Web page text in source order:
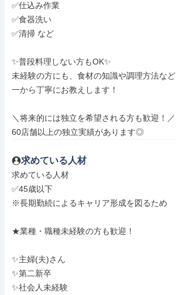
✅仕込み作業
✅食器洗い
✅清掃 など
✨普段料理しない方もOK✨
未経験の方にも、食材の知識や調理方法など
一から丁寧にお教えします！
＼将来的には独立を希望される方も歓迎！／
60店舗以上の独立実績があります◎
求めている人材
求めている人材
✅45歳以下
※長期勤続によるキャリア形成を図るため
★業種・職種未経験の方も歓迎！
✨主婦(夫)さん
✨第二新卒
✨社会人未経験